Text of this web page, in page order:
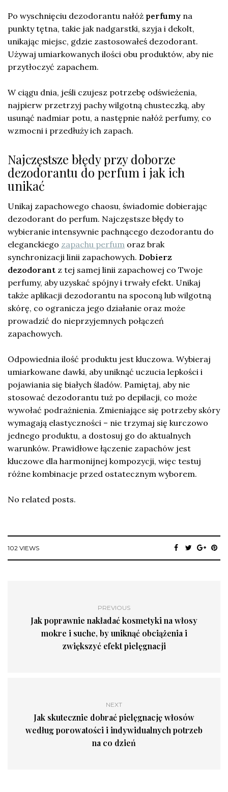
Po wyschnięciu dezodorantu nałóż perfumy na
punkty tętna, takie jak nadgarstki, szyja i dekolt,
unikając miejsc, gdzie zastosowałeś dezodorant.
Używaj umiarkowanych ilości obu produktów, aby nie
przytłoczyć zapachem.
W ciągu dnia, jeśli czujesz potrzebę odświeżenia,
najpierw przetrzyj pachy wilgotną chusteczką, aby
usunąć nadmiar potu, a następnie nałóż perfumy, co
wzmocni i przedłuży ich zapach.
Najczęstsze błędy przy doborze
dezodorantu do perfum i jak ich
unikać
Unikaj zapachowego chaosu, świadomie dobierając
dezodorant do perfum. Najczęstsze błędy to
wybieranie intensywnie pachnącego dezodorantu do
eleganckiego zapachu perfum oraz brak
synchronizacji linii zapachowych. Dobierz
dezodorant z tej samej linii zapachowej co Twoje
perfumy, aby uzyskać spójny i trwały efekt. Unikaj
także aplikacji dezodorantu na spoconą lub wilgotną
skórę, co ogranicza jego działanie oraz może
prowadzić do nieprzyjemnych połączeń
zapachowych.
Odpowiednia ilość produktu jest kluczowa. Wybieraj
umiarkowane dawki, aby uniknąć uczucia lepkości i
pojawiania się białych śladów. Pamiętaj, aby nie
stosować dezodorantu tuż po depilacji, co może
wywołać podrażnienia. Zmieniające się potrzeby skóry
wymagają elastyczności – nie trzymaj się kurczowo
jednego produktu, a dostosuj go do aktualnych
warunków. Prawidłowe łączenie zapachów jest
kluczowe dla harmonijnej kompozycji, więc testuj
różne kombinacje przed ostatecznym wyborem.
No related posts.
102 VIEWS
PREVIOUS
Jak poprawnie nakładać kosmetyki na włosy
mokre i suche, by uniknąć obciążenia i
zwiększyć efekt pielęgnacji
NEXT
Jak skutecznie dobrać pielęgnację włosów
według porowatości i indywidualnych potrzeb
na co dzień